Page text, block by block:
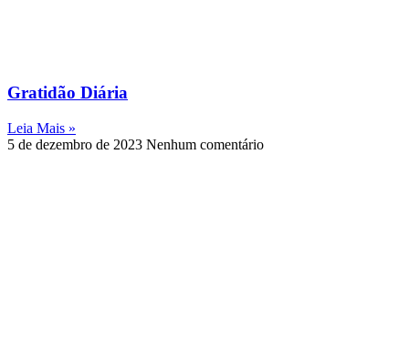
Gratidão Diária
Leia Mais »
5 de dezembro de 2023 Nenhum comentário